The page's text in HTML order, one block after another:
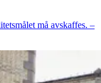
må avskaffes. –